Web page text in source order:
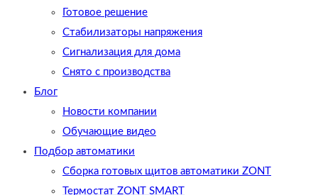
Готовое решение
Cтабилизаторы напряжения
Сигнализация для дома
Снято с производства
Блог
Новости компании
Обучающие видео
Подбор автоматики
Сборка готовых щитов автоматики ZONT
Термостат ZONT SMART